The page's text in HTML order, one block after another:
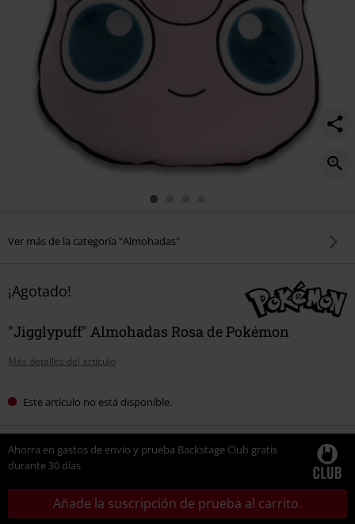
Ver más de la categoría "Almohadas"
¡Agotado!
"Jigglypuff" Almohadas Rosa de Pokémon
Más detalles del artículo
Este artículo no está disponible.
Ahorra en gastos de envío y prueba Backstage Club gratis
durante 30 días
Añade la suscripción de prueba al carrito.